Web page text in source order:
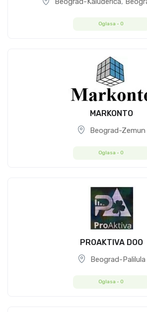
Oglasa - 0
MARKONTO
Beograd-Zemun
Oglasa - 0
PROAKTIVA DOO
Beograd-Palilula
Oglasa - 0